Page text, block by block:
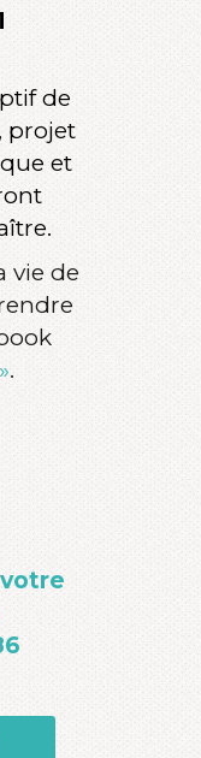
de
projet
et
vie de
.